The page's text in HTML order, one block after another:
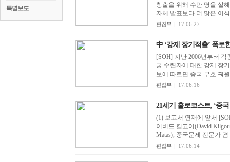
특별보도
창출을 위해 수만 명을 살
자체 발표보다 더 많은 이
편집부 17.06.27
中 ‘강제 장기적출’ 폭로
[SOH] 지난 2006년부터
궁 수련자에 대한 강제 장
보에 따르면 중국 부호 궈
편집부 17.06.16
21세기
(1) 보고서 연재에 앞서
이비드 킬고어(David
Matas), 중국문제 전문가
편집부 17.06.14